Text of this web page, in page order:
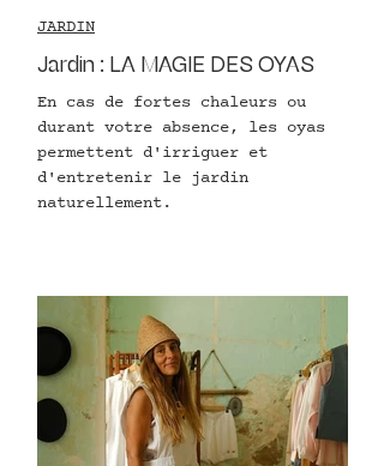
Jardin : LA MAGIE DES OYAS
En cas de fortes chaleurs ou
durant votre absence, les oyas
permettent d'irriguer et
d'entretenir le jardin
naturellement.
JARDIN